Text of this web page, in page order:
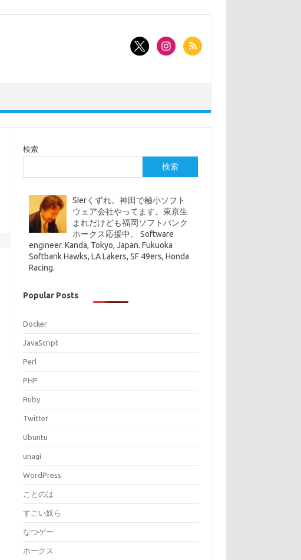
検索
検索
SIerくずれ。神田で極小ソフト
ウェア会社やってます。東京生
まれだけども福岡ソフトバンク
ホークス応援中。 Software
engineer. Kanda, Tokyo, Japan. Fukuoka
Softbank Hawks, LA Lakers, SF 49ers, Honda
Racing.
Popular Posts
Docker
JavaScript
Perl
PHP
Ruby
Twitter
Ubuntu
unagi
WordPress
ことのは
すごい奴ら
なつゲー
ホークス